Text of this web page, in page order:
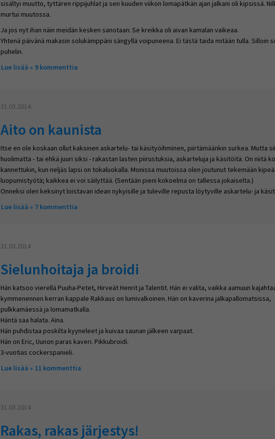
sisältyi muutto, tyttären rippijuhlat ja sen kuuden viikon lomapätkän ajan jalkani oli kipsissä.
murtui muutossa.
Ja jos nyt ihan näin meidän kesken sanotaan: Se kreikka oli aivan kamalan vaikeaa.
Yhtenä päivänä makasin solukämppäni sängyllä voipuneena. Ei tästä taida mitään tulla. Silloin
puhelin.
Lue lisää about Niin paras tuutori
9 kommenttia
31.03.2014
Aito on kaunista
Itse en ole koskaan ollut kaksinen askartelu- tai käsityöihminen, piirtämäänkin surkea. Mutta
huolimatta - tai ehkä juuri siksi - rakastan lasten piirustuksia, askarteluja ja käsitöitä. On niitä
kannettukin, kun neljäs lapsi on tokaluokalla. Monissa muutoissa olen joutunut tekemään
luopumistyötä; kaikkea ei voi säilyttää. (Sentään pieni kokoelma on tallessa jokaiselta.)
Onneksi olen keksinyt loistavan idean nykyisille ja tuleville repusta löytyville askartelu- ja
Lue lisää about Aito on kaunista
7 kommenttia
31.03.2014
Sielunhoitaja ja broidi
Hän katsoo vierellä Puuha-Petet, Hirveät Henrit ja Talentit. Hän ei valita, vaikka aamuun
kymmenennen kerran kappale Rakkaus on lumivalkoinen. Hän on kaverina jalkapallomatsissa,
pulkkamäessä ja lomamatkalla.
Häntä saa halata. Aina.
Hän puhdistaa poskilta kyyneleet ja kuivaa saunan jälkeen varpaat.
Hän on Eric, Uunon paras kaveri. Pikkubroidi.
3-vuotias cockerspanieli.
Lue lisää about Sielunhoitaja ja broidi
11 kommenttia
31.03.2014
Rakas, rakas järjestys!